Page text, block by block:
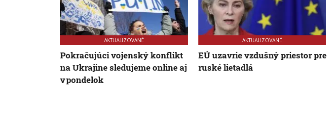
AKTUALIZOVANÉ
Pokračujúci vojenský konflikt
na Ukrajine sledujeme online aj
v pondelok
AKTUALIZOVANÉ
EÚ uzavrie vzdušný priestor pre
ruské lietadlá